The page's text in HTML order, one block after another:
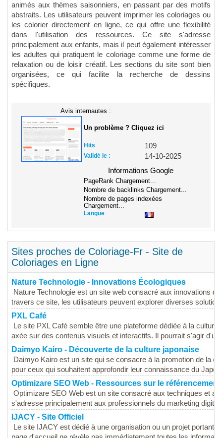
animés aux thèmes saisonniers, en passant par des motifs
abstraits. Les utilisateurs peuvent imprimer les coloriages ou
les colorier directement en ligne, ce qui offre une flexibilité
dans l'utilisation des ressources. Ce site s'adresse
principalement aux enfants, mais il peut également intéresser
les adultes qui pratiquent le coloriage comme une forme de
relaxation ou de loisir créatif. Les sections du site sont bien
organisées, ce qui facilite la recherche de dessins
spécifiques.
Avis internautes :
Un problème ? Cliquez ici
Hits 109
Validé le :
14-10-2025
Informations Google
PageRank Chargement...
Nombre de backlinks Chargement...
Nombre de pages indexées
Chargement...
Langue
Sites proches de Coloriage-Fr - Site de
Coloriages en Ligne
Nature Technologie - Innovations Écologiques
Nature Technologie est un site web consacré aux innovations
travers ce site, les utilisateurs peuvent explorer diverses
PXL Café
Le site PXL Café semble être une plateforme dédiée à la
axée sur des contenus visuels et interactifs. Il pourrait s'agir
Daimyo Kairo - Découverte de la culture japonaise
Daimyo Kairo est un site qui se consacre à la promotion de la
pour ceux qui souhaitent approfondir leur connaissance du
Optimizare SEO Web - Ressources sur le référencement
Optimizare SEO Web est un site consacré aux techniques et
s'adresse principalement aux professionnels du marketing
IJACY - Site Officiel
Le site IJACY est dédié à une organisation ou un projet portant